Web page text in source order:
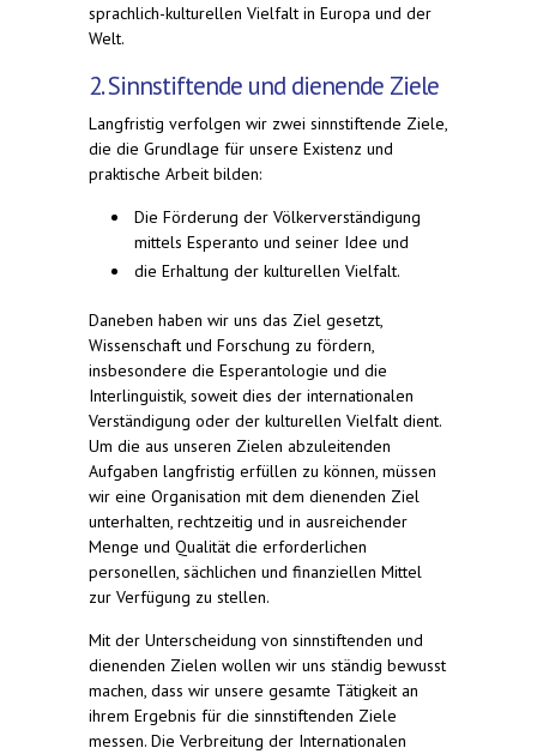
sprachlich-kulturellen Vielfalt in Europa und der
Welt.
2. Sinnstiftende und dienende Ziele
Langfristig verfolgen wir zwei sinnstiftende Ziele,
die die Grundlage für unsere Existenz und
praktische Arbeit bilden:
Die Förderung der Völkerverständigung
mittels Esperanto und seiner Idee und
die Erhaltung der kulturellen Vielfalt.
Daneben haben wir uns das Ziel gesetzt,
Wissenschaft und Forschung zu fördern,
insbesondere die Esperantologie und die
Interlinguistik, soweit dies der internationalen
Verständigung oder der kulturellen Vielfalt dient.
Um die aus unseren Zielen abzuleitenden
Aufgaben langfristig erfüllen zu können, müssen
wir eine Organisation mit dem dienenden Ziel
unterhalten, rechtzeitig und in ausreichender
Menge und Qualität die erforderlichen
personellen, sächlichen und finanziellen Mittel
zur Verfügung zu stellen.
Mit der Unterscheidung von sinnstiftenden und
dienenden Zielen wollen wir uns ständig bewusst
machen, dass wir unsere gesamte Tätigkeit an
ihrem Ergebnis für die sinnstiftenden Ziele
messen. Die Verbreitung der Internationalen